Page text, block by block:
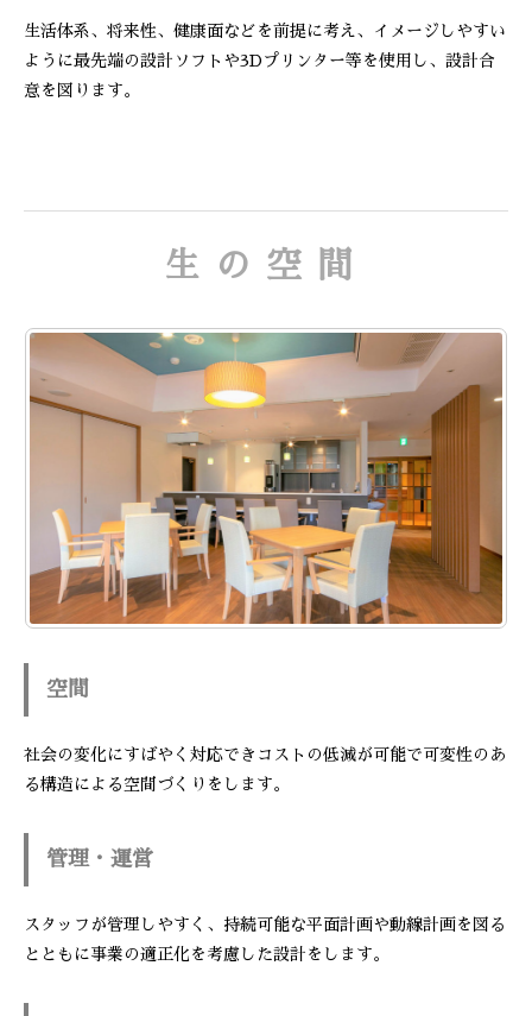
生活体系、将来性、健康面などを前提に考え、イメージしやすい
ように最先端の設計ソフトや3Dプリンター等を使用し、設計合
意を図ります。
生の空間
空間
社会の変化にすばやく対応できコストの低減が可能で可変性のあ
る構造による空間づくりをします。
管理・運営
スタッフが管理しやすく、持続可能な平面計画や動線計画を図る
とともに事業の適正化を考慮した設計をします。